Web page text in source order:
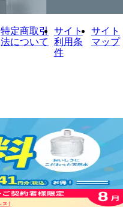
特定商取引
法について
サイト
利用条
件
サイト
マップ